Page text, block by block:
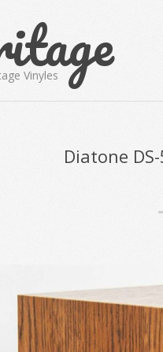
Vinyles
Diatone